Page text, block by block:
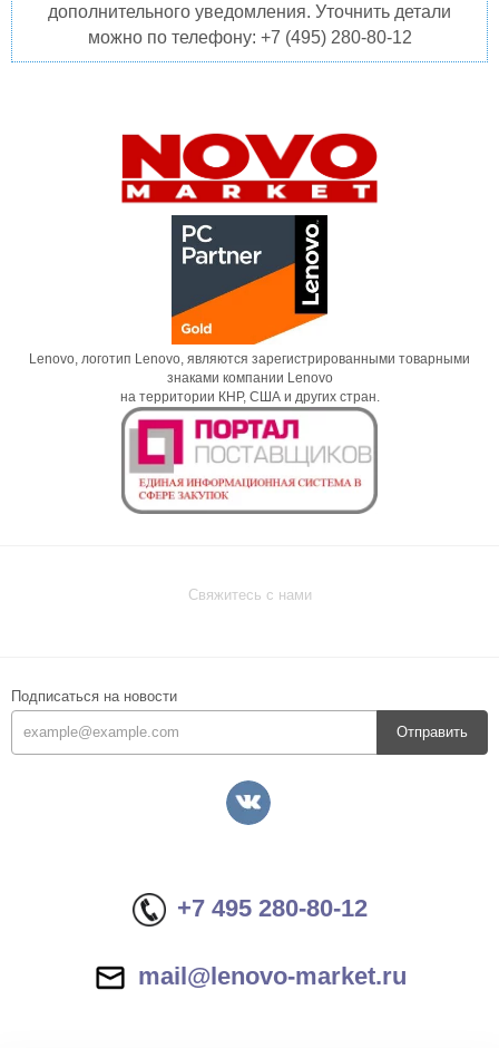
дополнительного уведомления. Уточнить детали
можно по телефону: +7 (495) 280-80-12
Lenovo, логотип Lenovo, являются зарегистрированными товарными
знаками компании Lenovo
на территории КНР, США и других стран.
Свяжитесь с нами
Подписаться на новости
Отправить
+7 495 280-80-12
mail@lenovo-market.ru